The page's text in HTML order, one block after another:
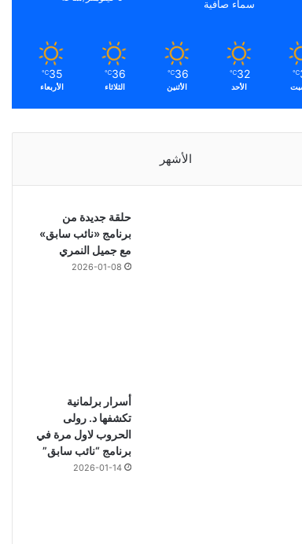
سماء صافية
℃
32
℃
الأحد
36
℃
الأثنين
36
℃
الثلاثاء
35
℃
الأربعاء
الأشهر
حلقة جديدة من
برنامج «نائب سابق»
مع جميل النمري
2026-01-08
أسرار برلمانية
تكشفها د. رولى
الحروب لاول مرة في
برنامج “نائب سابق”
2026-01-14